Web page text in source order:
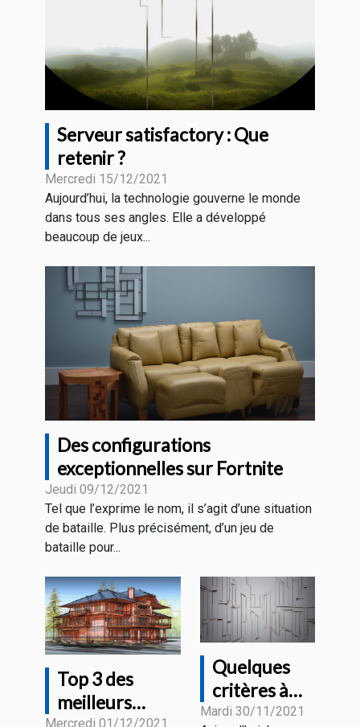
Serveur satisfactory : Que
retenir ?
Mercredi 15/12/2021
Aujourd’hui, la technologie gouverne le monde
dans tous ses angles. Elle a développé
beaucoup de jeux...
Des configurations
exceptionnelles sur Fortnite
Jeudi 09/12/2021
Tel que l’exprime le nom, il s’agit d’une situation
de bataille. Plus précisément, d’un jeu de
bataille pour...
Top 3 des
meilleurs
Mercredi 01/12/2021
Quelques
critères à
considérer
Mardi 30/11/2021